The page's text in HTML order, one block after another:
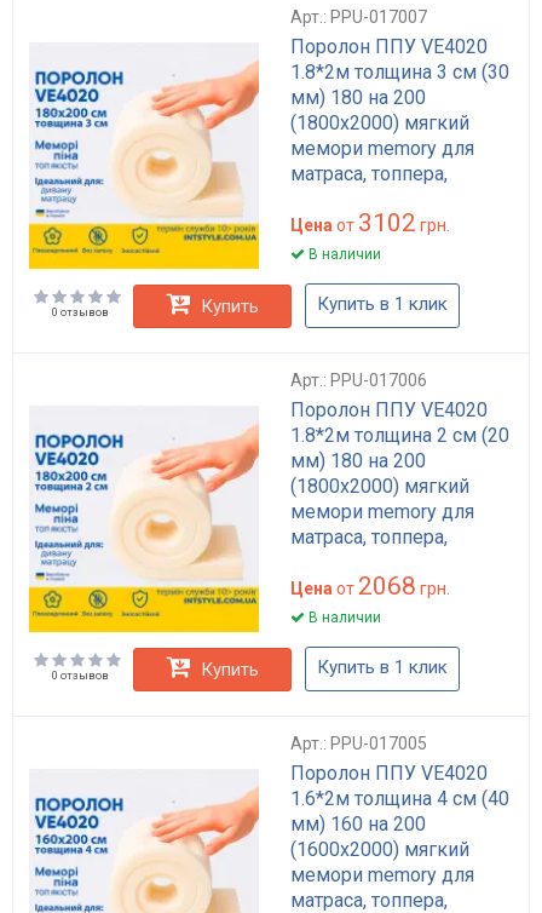
Арт.: PPU-017007
Поролон ППУ VE4020
1.8*2м толщина 3 см (30
мм) 180 на 200
(1800х2000) мягкий
мемори memory для
матраса, топпера,
Цена от 3102 грн.
В наличии
0 отзывов Купить Купить в 1 клик
Арт.: PPU-017006
Поролон ППУ VE4020
1.8*2м толщина 2 см (20
мм) 180 на 200
(1800х2000) мягкий
мемори memory для
матраса, топпера,
Цена от 2068 грн.
В наличии
0 отзывов Купить Купить в 1 клик
Арт.: PPU-017005
Поролон ППУ VE4020
1.6*2м толщина 4 см (40
мм) 160 на 200
(1600х2000) мягкий
мемори memory для
матраса, топпера,